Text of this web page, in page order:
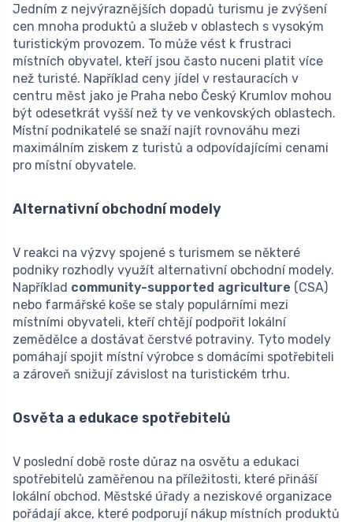
Jedním z nejvýraznějších dopadů turismu je zvýšení
cen mnoha produktů a služeb v oblastech s vysokým
turistickým provozem. To může vést k frustraci
místních obyvatel, kteří jsou často nuceni platit více
než turisté. Například ceny jídel v restauracích v
centru měst jako je Praha nebo Český Krumlov mohou
být odesetkrát vyšší než ty ve venkovských oblastech.
Místní podnikatelé se snaží najít rovnováhu mezi
maximálním ziskem z turistů a odpovídajícími cenami
pro místní obyvatele.
Alternativní obchodní modely
V reakci na výzvy spojené s turismem se některé
podniky rozhodly využít alternativní obchodní modely.
Například community-supported agriculture (CSA)
nebo farmářské koše se staly populárními mezi
místními obyvateli, kteří chtějí podpořit lokální
zemědělce a dostávat čerstvé potraviny. Tyto modely
pomáhají spojit místní výrobce s domácími spotřebiteli
a zároveň snižují závislost na turistickém trhu.
Osvěta a edukace spotřebitelů
V poslední době roste důraz na osvětu a edukaci
spotřebitelů zaměřenou na příležitosti, které přináší
lokální obchod. Městské úřady a neziskové organizace
pořádají akce, které podporují nákup místních produktů